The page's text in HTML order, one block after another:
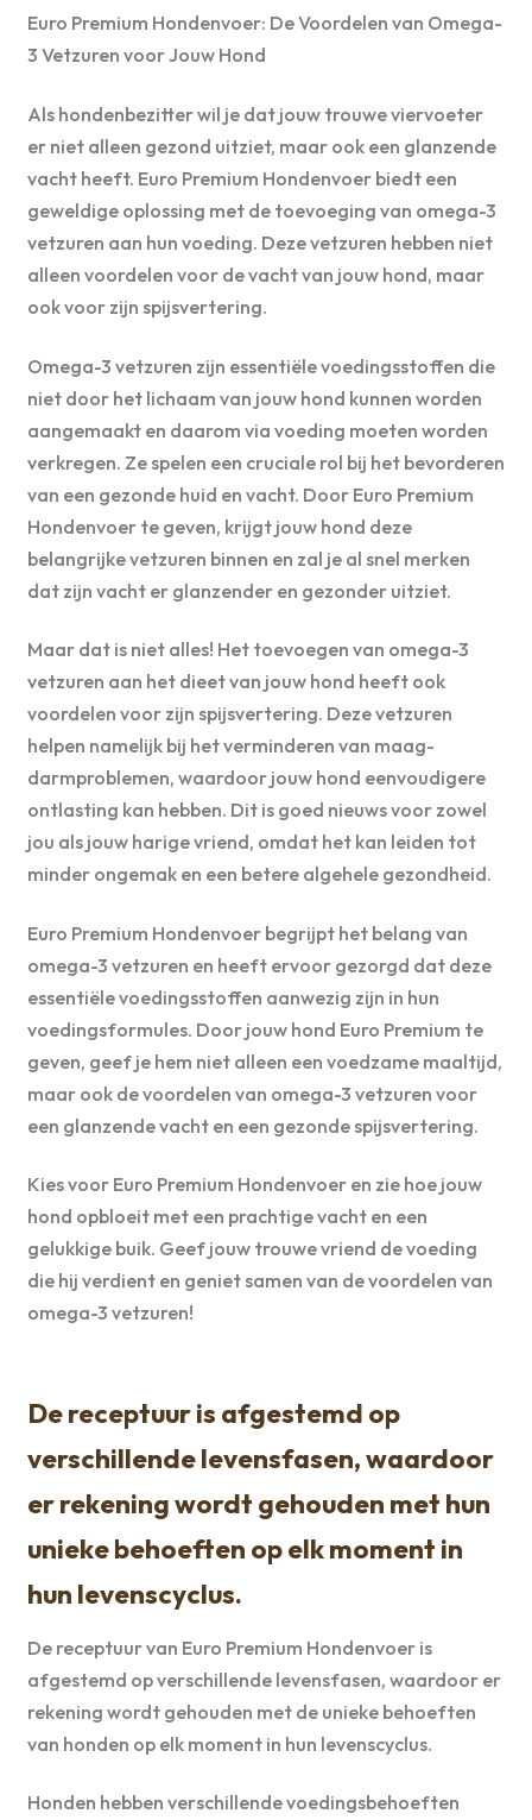
Euro Premium Hondenvoer: De Voordelen van Omega-
3 Vetzuren voor Jouw Hond
Als hondenbezitter wil je dat jouw trouwe viervoeter
er niet alleen gezond uitziet, maar ook een glanzende
vacht heeft. Euro Premium Hondenvoer biedt een
geweldige oplossing met de toevoeging van omega-3
vetzuren aan hun voeding. Deze vetzuren hebben niet
alleen voordelen voor de vacht van jouw hond, maar
ook voor zijn spijsvertering.
Omega-3 vetzuren zijn essentiële voedingsstoffen die
niet door het lichaam van jouw hond kunnen worden
aangemaakt en daarom via voeding moeten worden
verkregen. Ze spelen een cruciale rol bij het bevorderen
van een gezonde huid en vacht. Door Euro Premium
Hondenvoer te geven, krijgt jouw hond deze
belangrijke vetzuren binnen en zal je al snel merken
dat zijn vacht er glanzender en gezonder uitziet.
Maar dat is niet alles! Het toevoegen van omega-3
vetzuren aan het dieet van jouw hond heeft ook
voordelen voor zijn spijsvertering. Deze vetzuren
helpen namelijk bij het verminderen van maag-
darmproblemen, waardoor jouw hond eenvoudigere
ontlasting kan hebben. Dit is goed nieuws voor zowel
jou als jouw harige vriend, omdat het kan leiden tot
minder ongemak en een betere algehele gezondheid.
Euro Premium Hondenvoer begrijpt het belang van
omega-3 vetzuren en heeft ervoor gezorgd dat deze
essentiële voedingsstoffen aanwezig zijn in hun
voedingsformules. Door jouw hond Euro Premium te
geven, geef je hem niet alleen een voedzame maaltijd,
maar ook de voordelen van omega-3 vetzuren voor
een glanzende vacht en een gezonde spijsvertering.
Kies voor Euro Premium Hondenvoer en zie hoe jouw
hond opbloeit met een prachtige vacht en een
gelukkige buik. Geef jouw trouwe vriend de voeding
die hij verdient en geniet samen van de voordelen van
omega-3 vetzuren!
De receptuur is afgestemd op
verschillende levensfasen, waardoor
er rekening wordt gehouden met hun
unieke behoeften op elk moment in
hun levenscyclus.
De receptuur van Euro Premium Hondenvoer is
afgestemd op verschillende levensfasen, waardoor er
rekening wordt gehouden met de unieke behoeften
van honden op elk moment in hun levenscyclus.
Honden hebben verschillende voedingsbehoeften